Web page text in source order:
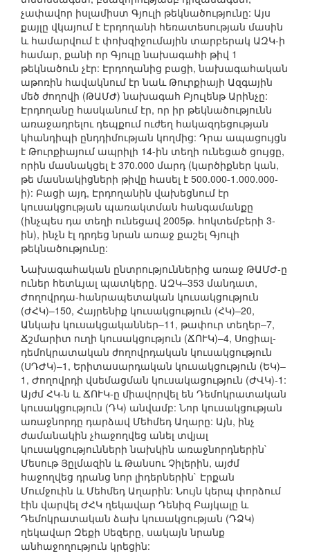
չափավոր իսլամիստ Գյուլի թեկնածությունը: Այս
քայլը վկայում է Էրդողանի հեռատեսության մասին
և համարվում է փոխզիջումային տարբերակ ԱԶԿ-ի
համար, քանի որ Գյուլը նախագահի թիվ 1
թեկնածուն չէր: Էրդողանից բացի, նախագահական
աթոռին հավակնում էր նաև Թուրքիայի Ազգային
մեծ ժողովի (ԹԱՄԺ) նախագահ Բյուլենթ Արինչը:
Էրդողանը հասկանում էր, որ իր թեկնածությունն
առաջադրելու դեպքում ուժեղ հակազդեցության
կհանդիպի ընդդիմության կողմից: Դրա ապացույցն
է Թուրքիայում ապրիլի 14-ին տեղի ունեցած ցույցը,
որին մասնակցել է 370.000 մարդ (կարծիքներ կան,
թե մասնակիցների թիվը հասել է 500.000-1.000.000-
ի): Բացի այդ, Էրդողանին վախեցնում էր
կուսակցության պառակտման հանգամանքը
(ինչպես դա տեղի ունեցավ 2005թ. հոկտեմբերի 3-
ին), ինչն էլ դրդեց նրան առաջ քաշել Գյուլի
թեկնածությունը:
Նախագահական ընտրություններից առաջ ԹԱՄԺ-ը
ուներ հետևյալ պատկերը. ԱԶԿ–353 մանդատ,
Ժողովրդա-հանրապետական կուսակցություն
(ԺՀԿ)–150, Հայրենիք կուսակցություն (ՀԿ)–20,
Անկախ կուսակցականներ–11, թափուր տեղեր–7,
Ճշմարիտ ուղի կուսակցություն (ՃՈՒԿ)–4, Սոցիալ-
դեմոկրատական ժողովրդական կուսակցություն
(ՍԴԺԿ)–1, Երիտասարդական կուսակցություն (ԵԿ)–
1, Ժողովրդի վսեմացման կուսակացություն (ԺՎԿ)-1:
Այժմ ՀԿ-ն և ՃՈՒԿ-ը միավորվել են Դեմոկրատական
կուսակցություն (ԴԿ) անվամբ: Նոր կուսակցության
առաջնորդը դարձավ Մեհմեդ Աղարը: Այն, ինչ
ժամանակին չհաջողվեց անել տվյալ
կուսակցությունների նախկին առաջնորդներին`
Մեսութ Յըլմազին և Թանսու Չիլերին, այժմ
հաջողվեց դրանց նոր լիդերներին` Էրքան
Մումջուին և Մեհմեդ Աղարին: Նույն կերպ փորձում
էին վարվել ԺՀԿ ղեկավար Դենիզ Բայկալը և
Դեմոկրատական ձախ կուսակցության (ԴՁԿ)
ղեկավար Զեքի Սեզերը, սակայն նրանք
անհաջողություն կրեցին: